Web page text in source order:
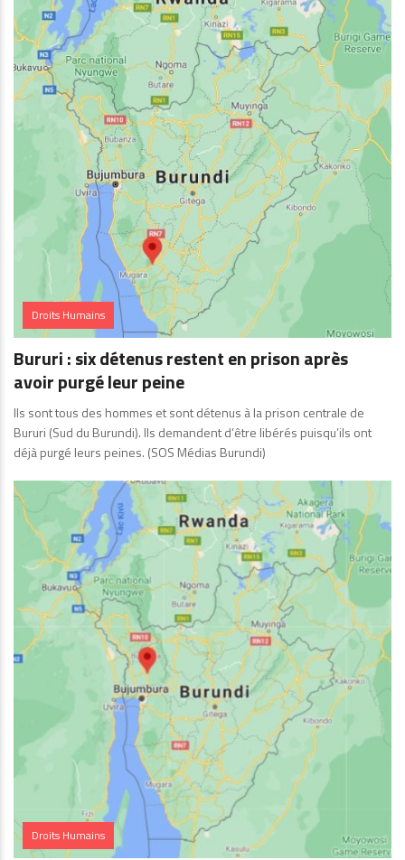
Droits Humains
Bururi : six détenus restent en prison après
avoir purgé leur peine
Ils sont tous des hommes et sont détenus à la prison centrale de
Bururi (Sud du Burundi). Ils demandent d’être libérés puisqu’ils ont
déjà purgé leurs peines. (SOS Médias Burundi)
Droits Humains